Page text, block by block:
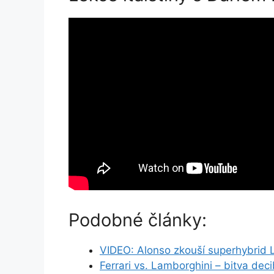
Podobné články:
VIDEO: Alonso zkouší superhybrid
Ferrari vs. Lamborghini – bitva